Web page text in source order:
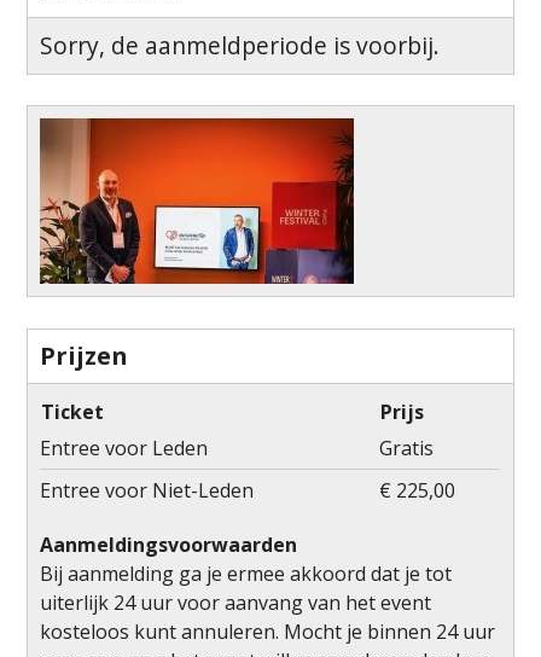
Sorry, de aanmeldperiode is voorbij.
Prijzen
Ticket
Prijs
Entree voor Leden
Gratis
Entree voor Niet-Leden
€ 225,00
Aanmeldingsvoorwaarden
Bij aanmelding ga je ermee akkoord dat je tot
uiterlijk 24 uur voor aanvang van het event
kosteloos kunt annuleren. Mocht je binnen 24 uur